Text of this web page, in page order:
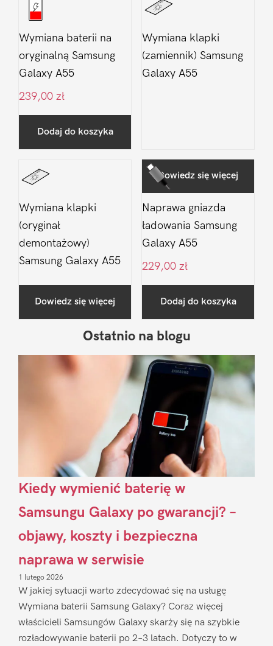
Wymiana baterii na
oryginalną Samsung
Galaxy A55
239,00 zł
Dodaj do koszyka
Wymiana klapki
(zamiennik) Samsung
Galaxy A55
Dowiedz się więcej
Wymiana klapki
(oryginał
demontażowy)
Samsung Galaxy A55
Dowiedz się więcej
Naprawa gniazda
ładowania Samsung
Galaxy A55
229,00 zł
Dodaj do koszyka
Sidebar
Ostatnio na blogu
Kiedy wymienić baterię w
Samsungu Galaxy po gwarancji? –
objawy, koszty i bezpieczna
naprawa w serwisie
1 lutego 2026
W jakiej sytuacji warto zdecydować się na usługę
Wymiana baterii Samsung Galaxy? Coraz więcej
właścicieli Samsungów Galaxy skarży się na szybkie
rozładowywanie baterii po 2–3 latach. Dotyczy to w